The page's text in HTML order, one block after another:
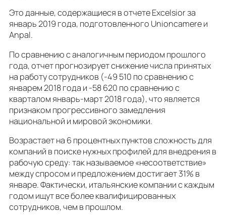
Это данные, содержащиеся в отчете Excelsior за
январь 2019 года, подготовленного Unioncamere и
Anpal.
По сравнению с аналогичным периодом прошлого
года, отчет прогнозирует снижение числа принятых
на работу сотрудников (-49 510 по сравнению с
январем 2018 года и -58 620 по сравнению с
кварталом январь-март 2018 года), что является
признаком прогрессивного замедления
национальной и мировой экономики.
Возрастает на 6 процентных пунктов сложность для
компаний в поиске нужных профилей для внедрения в
рабочую среду: так называемое «несоответствие»
между спросом и предложением достигает 31% в
январе. Фактически, итальянские компании с каждым
годом ищут все более квалифицированных
сотрудников, чем в прошлом.